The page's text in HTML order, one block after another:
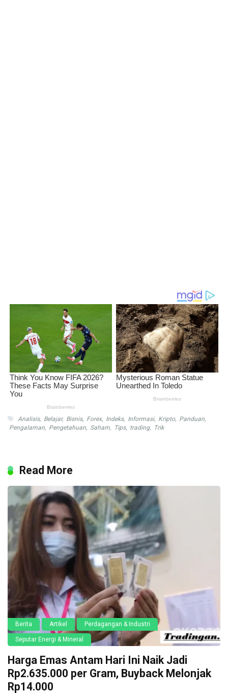
Analisis, Belajar, Bisnis, Forex, Indeks, Informasi, Kripto, Panduan,
Pengalaman, Pengetahuan, Saham, Tips, trading, Trik
Read More
Berita Artikel Perdagangan & Industri
Seputar Energi & Mineral
Harga Emas Antam Hari Ini Naik Jadi
Rp2.635.000 per Gram, Buyback Melonjak
Rp14.000